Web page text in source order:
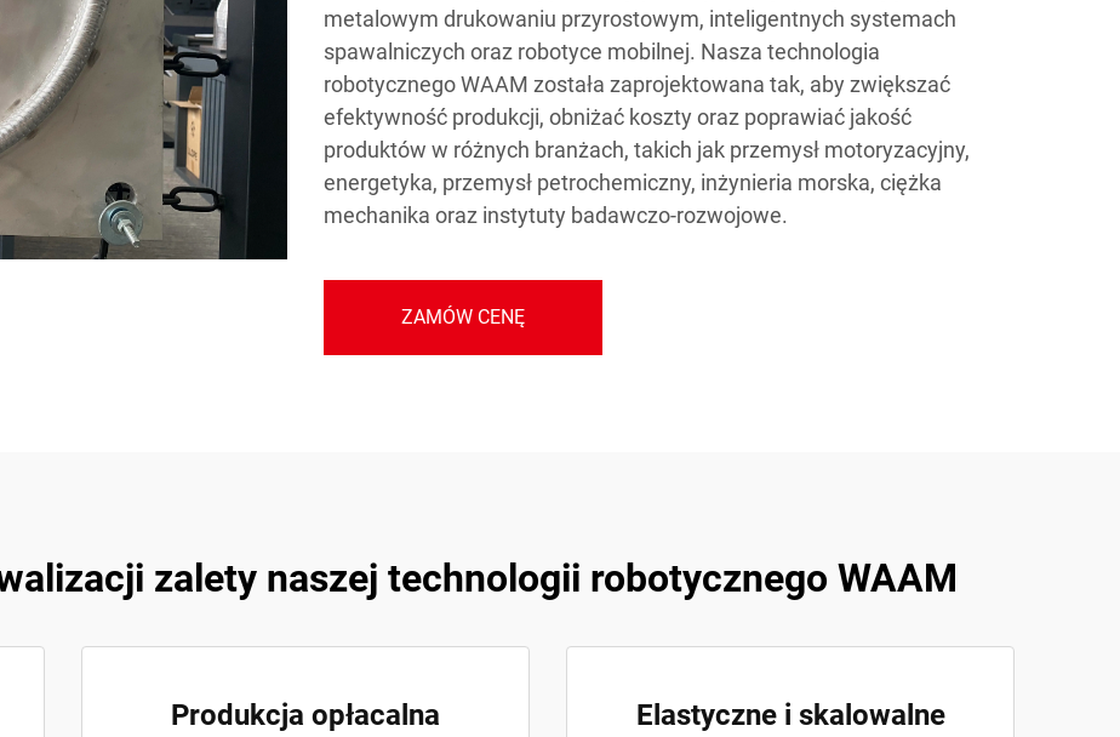
metalowym drukowaniu przyrostowym, inteligentnych systemach
spawalniczych oraz robotyce mobilnej. Nasza technologia
robotycznego WAAM została zaprojektowana tak, aby zwiększać
efektywność produkcji, obniżać koszty oraz poprawiać jakość
produktów w różnych branżach, takich jak przemysł motoryzacyjny,
energetyka, przemysł petrochemiczny, inżynieria morska, ciężka
mechanika oraz instytuty badawczo-rozwojowe.
ZAMÓW CENĘ
zalety naszej technologii robotycznego WAAM
Produkcja opłacalna
Elastyczne i skalowalne